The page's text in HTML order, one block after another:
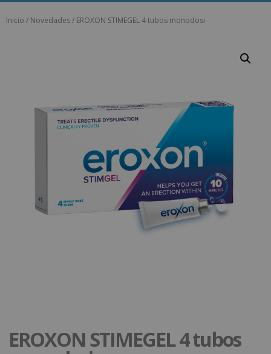
Inicio / Novedades/ EROXON STIMEGEL 4 tubos monodosi
EROXON STIMEGEL 4 tubos